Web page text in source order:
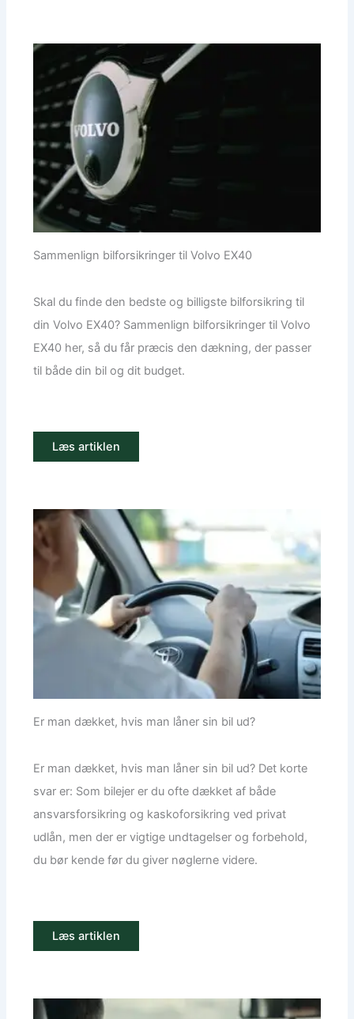
Sammenlign bilforsikringer til Volvo EX40
Skal du finde den bedste og billigste bilforsikring til
din Volvo EX40? Sammenlign bilforsikringer til Volvo
EX40 her, så du får præcis den dækning, der passer
til både din bil og dit budget.
Læs artiklen
Er man dækket, hvis man låner sin bil ud?
Er man dækket, hvis man låner sin bil ud? Det korte
svar er: Som bilejer er du ofte dækket af både
ansvarsforsikring og kaskoforsikring ved privat
udlån, men der er vigtige undtagelser og forbehold,
du bør kende før du giver nøglerne videre.
Læs artiklen